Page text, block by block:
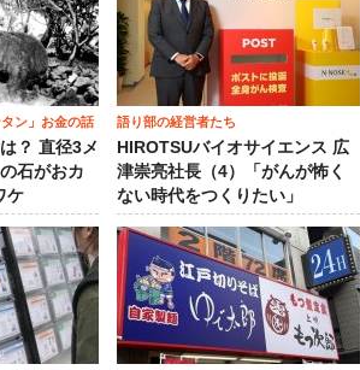
ン」お金の話
？ 直径3メ
石がおカ
ケ
語り部の経営者たち
HIROTSUバイオサイエンス 広
津崇亮社長（4）「がんが怖く
ない時代をつくりたい」